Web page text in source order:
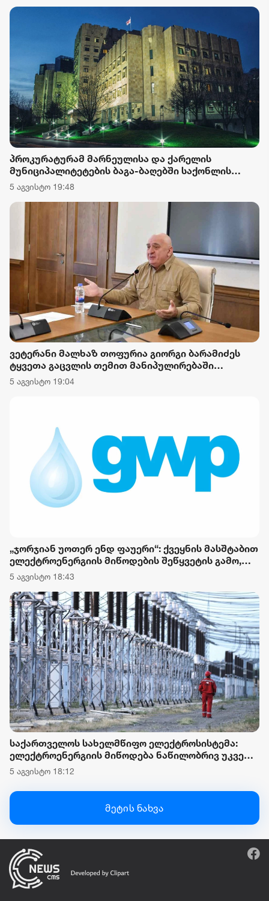
პროკურატურამ მარნეულისა და ქარელის
მუნიციპალიტეტების ბაგა-ბაღებში საქონლის
ხორცის ნაცვლად მოტყუებით ცხენის ხორცის
შეტანის ფაქტებზე ორ პირს ბრალდება წარუდგინა
5 აგვისტო 19:48
ვეტერანი მალხაზ თოფურია გიორგი ბარამიძეს
ტყვეთა გაცვლის თემით მანიპულირებაში
ადანაშაულებს და მის სიტყვებს ციტირებს:
„კარიერისთვის მჭირდება ეს ყველაფერი“
5 აგვისტო 19:04
„ჯორჯიან უოთერ ენდ ფაუერი“: ქვეყნის მასშტაბით
ელექტროენერგიის მიწოდების შეწყვეტის გამო,
„ჯორჯიან უოთერ ენდ ფაუერის“ სატუმბო
სადგურების მუშაობა ავტომატურად შეჩერდა.
კომპანიის ტექნიკური ჯგუფები საგანგებო რეჟიმით
მუშაობენ
5 აგვისტო 18:43
საქართველოს სახელმწიფო ელექტროსისტემა:
ელექტროენერგიის მიწოდება ნაწილობრივ უკვე
აღდგენილია. უახლოეს დროში კი
ელექტროენერგიის მიწოდება მთელი ქვეყნის
მასშტაბით აღდგება
5 აგვისტო 18:12
მეტის ნახვა